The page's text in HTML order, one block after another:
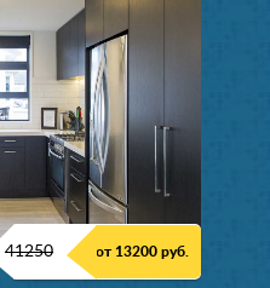
41250 от 13200 руб.